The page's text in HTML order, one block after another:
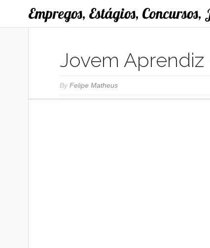
Empregos, Estágios,
Jovem
ByFelipe Matheus